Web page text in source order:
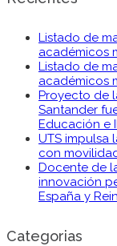
Listado de
académicos
Listado de
académicos
Proyecto de
Santander
Educación e
UTS impulsa
con
Docente de
innovación
España y
Categorias